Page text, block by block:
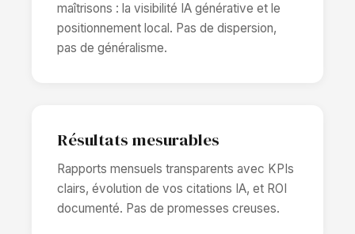
maîtrisons : la visibilité IA générative et le
positionnement local. Pas de dispersion,
pas de généralisme.
Résultats mesurables
Rapports mensuels transparents avec KPIs
clairs, évolution de vos citations IA, et ROI
documenté. Pas de promesses creuses.